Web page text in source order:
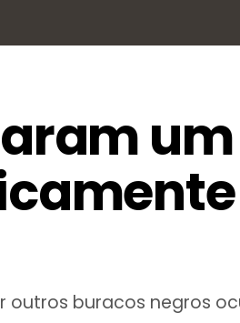
um
buracos negros